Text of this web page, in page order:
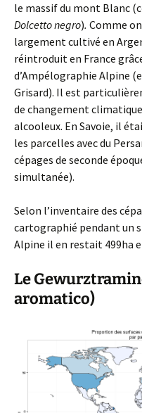
le massif du mont Blanc
Dolcetto negro). Comme
largement cultivé en
réintroduit en France
d’Ampélographie Alpine
Grisard). Il est
de changement
alcooleux. En Savoie, il
les parcelles avec du
cépages de seconde
simultanée).
Selon l’inventaire des
cartographié pendant un
Alpine il en restait 499ha
Le
aromatico)